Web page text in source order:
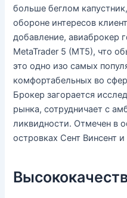
больше беглом
обороне интересов
добавление, авиаброкер
MetaTrader 5 (MT5), что
это одно изо самых
комфортабельных во
Брокер загорается
рынка, сотрудничает с
ликвидности. Отмечен в
островках Сент Винсент